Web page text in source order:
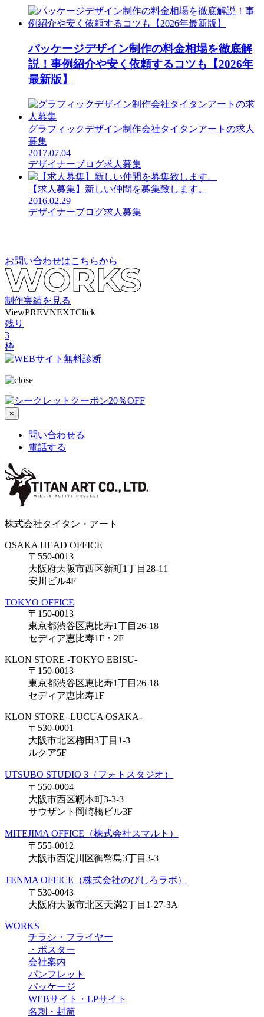
パッケージデザイン制作の料金相場を徹底解
説！事例紹介や安く依頼するコツも【2026年
最新版】
グラフィックデザイン制作会社タイタンアートの求人
募集
2017.07.04
デザイナーブログ求人募集
【求人募集】新しい仲間を募集致します。
2016.02.29
デザイナーブログ求人募集
お問い合わせはこちらから
制作実績を見る
ViewPREVNEXTClick
残り
3
枠
×
問い合わせる
電話する
株式会社タイタン・アート
OSAKA HEAD OFFICE
〒550-0013
大阪府大阪市西区新町1丁目28-11
安川ビル4F
TOKYO OFFICE
〒150-0013
東京都渋谷区恵比寿1丁目26-18
セディア恵比寿1F・2F
KLON STORE -TOKYO EBISU-
〒150-0013
東京都渋谷区恵比寿1丁目26-18
セディア恵比寿1F
KLON STORE -LUCUA OSAKA-
〒530-0001
大阪市北区梅田3丁目1-3
ルクア5F
UTSUBO STUDIO 3（フォトスタジオ）
〒550-0004
大阪市西区靭本町3-3-3
サウザント岡崎橋ビル3F
MITEJIMA OFFICE（株式会社スマルト）
〒555-0012
大阪市西淀川区御幣島3丁目3-3
TENMA OFFICE（株式会社のびしろラボ）
〒530-0043
大阪府大阪市北区天満2丁目1-27-3A
WORKS
チラシ・フライヤー
・ポスター
会社案内
パンフレット
パッケージ
WEBサイト・LPサイト
名刺・封筒